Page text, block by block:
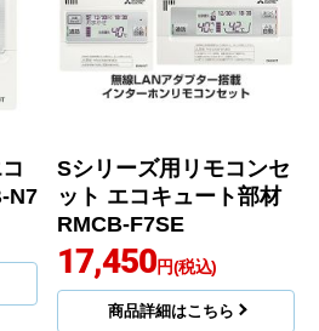
N7
Sシリーズ用リモコンセ
ット エコキュート部材
RMCB-F7SE
17,450円(税込)
商品詳細はこちら